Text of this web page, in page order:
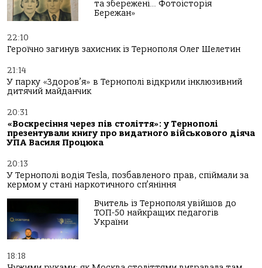
та збережені… Фотоісторія
Бережан»
22:10
Героїчно загинув захисник із Тернополя Олег Шелетин
21:14
У парку «Здоров’я» в Тернополі відкрили інклюзивний
дитячий майданчик
20:31
«Воскресіння через пів століття»: у Тернополі
презентували книгу про видатного військового діяча
УПА Василя Процюка
20:13
У Тернополі водія Tesla, позбавленого прав, спіймали за
кермом у стані наркотичного сп’яніння
Вчитель із Тернополя увійшов до
ТОП-50 найкращих педагогів
України
18:18